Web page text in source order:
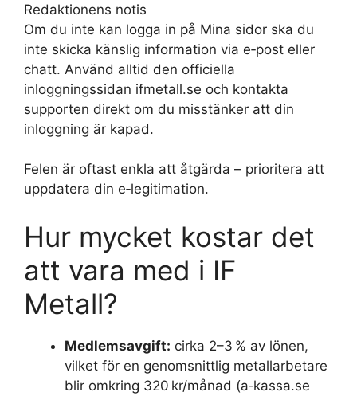
Redaktionens notis
Om du inte kan logga in på Mina sidor ska du
inte skicka känslig information via e‑post eller
chatt. Använd alltid den officiella
inloggningssidan ifmetall.se och kontakta
supporten direkt om du misstänker att din
inloggning är kapad.
Felen är oftast enkla att åtgärda – prioritera att
uppdatera din e‑legitimation.
Hur mycket kostar det
att vara med i IF
Metall?
Medlemsavgift: cirka 2–3 % av lönen,
vilket för en genomsnittlig metallarbetare
blir omkring 320 kr/månad (a‑kassa.se